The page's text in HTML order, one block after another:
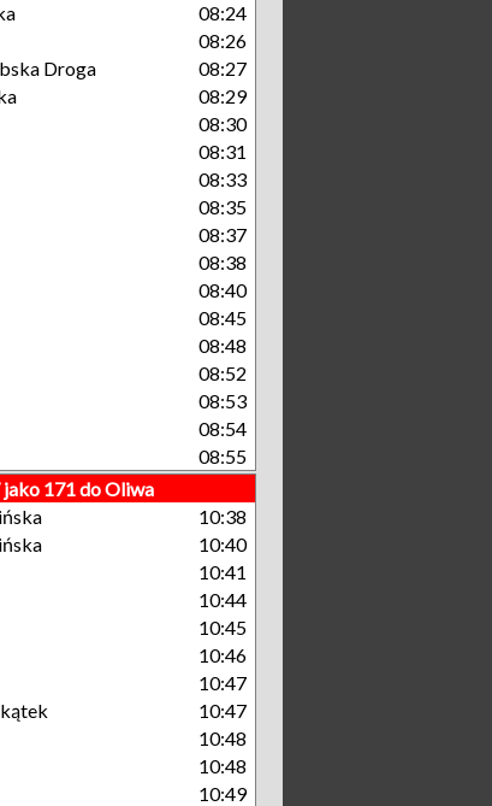
08:24
08:26
Droga
08:27
08:29
08:30
08:31
08:33
08:35
08:37
08:38
08:40
08:45
08:48
08:52
08:53
08:54
08:55
jako 171 do Oliwa
10:38
10:40
10:41
10:44
10:45
10:46
10:47
10:47
10:48
10:48
10:49